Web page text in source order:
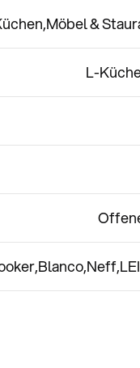
Möbel &
L-
BlancoNeff